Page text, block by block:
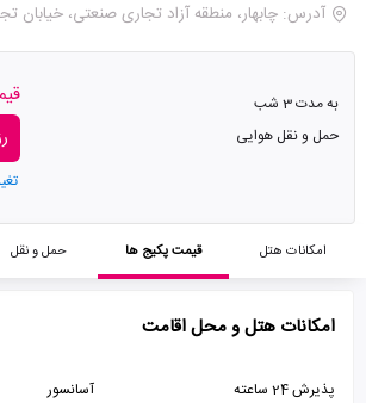
آدرس: چابهار، منطقه آزاد تجاری صنعتی، خیابان
به مدت 3 شب
حمل و نقل هوایی
امکانات هتل قیمت پکیج ها حمل و نقل
امکانات هتل و محل اقامت
پذیرش 24 ساعته
آسانسور